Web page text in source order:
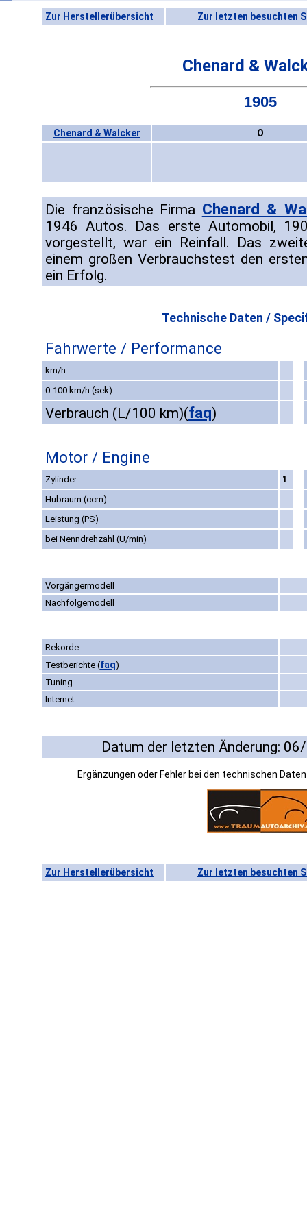
Zur Herstellerübersicht Zur letzten besuchten
Chenard &
1905
Chenard & Walcker O
Die französische Firma Chenard &
1946 Autos. Das erste Automobil,
vorgestellt, war ein Reinfall. Das
einem großen Verbrauchstest den
ein Erfolg.
Technische Daten /
Fahrwerte / Performance
km/h
0-100 km/h (sek)
Verbrauch (L/100 km)(faq)
Motor / Engine
Zylinder 1
Hubraum (ccm)
Leistung (PS)
bei Nenndrehzahl (U/min)
Vorgängermodell
Nachfolgemodell
Rekorde
Testberichte (faq)
Tuning
Internet
Datum der letzten Änderung:
Ergänzungen oder Fehler bei den technischen
Zur Herstellerübersicht Zur letzten besuchten